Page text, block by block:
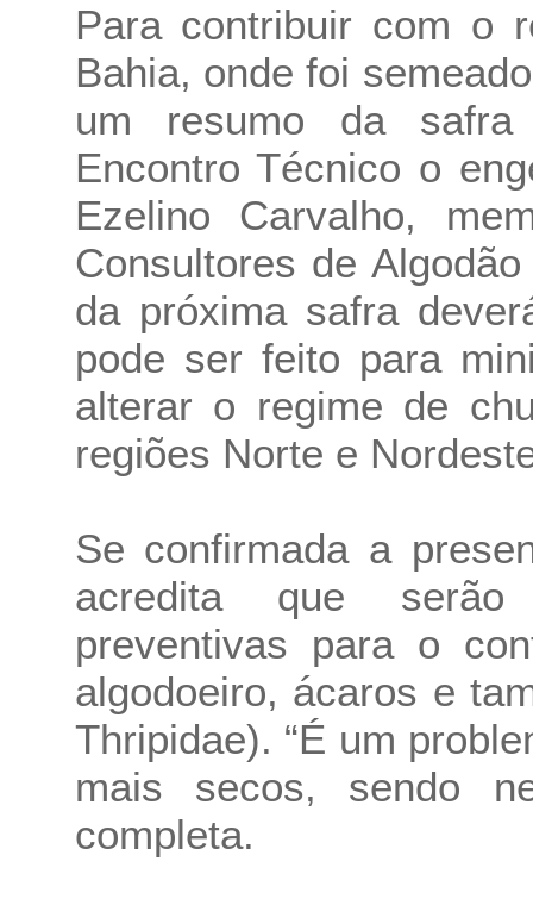
Para contribuir com o
Bahia, onde foi
um resumo da
Encontro Técnico o
Ezelino Carvalho,
Consultores de
da próxima safra
pode ser feito para
alterar o regime de
regiões Norte e
Se confirmada a
acredita que serão
preventivas para o
algodoeiro, ácaros e
Thripidae). “É um
mais secos, sendo
completa.